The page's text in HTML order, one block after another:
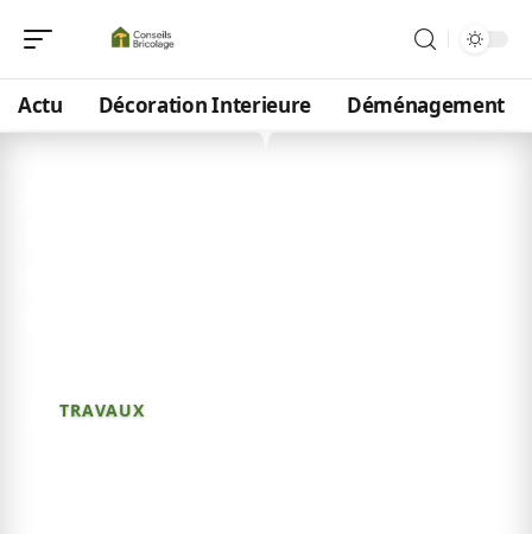
Actu Décoration Interieure Déménagement
TRAVAUX